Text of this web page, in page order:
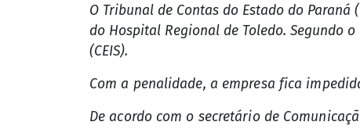
O Tribunal de Contas do Estado do
do Hospital Regional de Toledo. Segundo
(CEIS).
Com a penalidade, a empresa fica
De acordo com o secretário de